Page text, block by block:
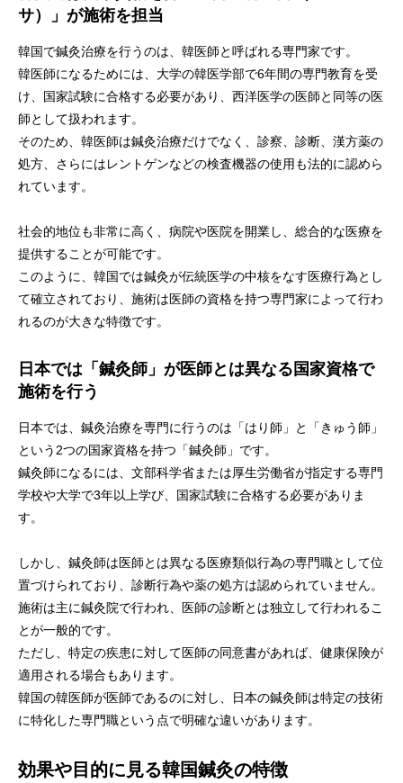
サ）」が施術を担当
韓国で鍼灸治療を行うのは、韓医師と呼ばれる専門家です。
韓医師になるためには、大学の韓医学部で6年間の専門教育を受
け、国家試験に合格する必要があり、西洋医学の医師と同等の医
師として扱われます。
そのため、韓医師は鍼灸治療だけでなく、診察、診断、漢方薬の
処方、さらにはレントゲンなどの検査機器の使用も法的に認めら
れています。
社会的地位も非常に高く、病院や医院を開業し、総合的な医療を
提供することが可能です。
このように、韓国では鍼灸が伝統医学の中核をなす医療行為とし
て確立されており、施術は医師の資格を持つ専門家によって行わ
れるのが大きな特徴です。
日本では「鍼灸師」が医師とは異なる国家資格で
施術を行う
日本では、鍼灸治療を専門に行うのは「はり師」と「きゅう師」
という2つの国家資格を持つ「鍼灸師」です。
鍼灸師になるには、文部科学省または厚生労働省が指定する専門
学校や大学で3年以上学び、国家試験に合格する必要がありま
す。
しかし、鍼灸師は医師とは異なる医療類似行為の専門職として位
置づけられており、診断行為や薬の処方は認められていません。
施術は主に鍼灸院で行われ、医師の診断とは独立して行われるこ
とが一般的です。
ただし、特定の疾患に対して医師の同意書があれば、健康保険が
適用される場合もあります。
韓国の韓医師が医師であるのに対し、日本の鍼灸師は特定の技術
に特化した専門職という点で明確な違いがあります。
効果や目的に見る韓国鍼灸の特徴